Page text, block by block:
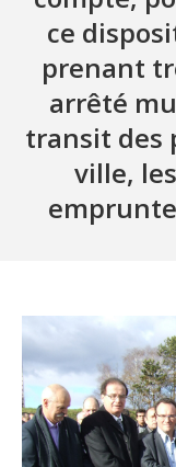
ce
prenant
arrêté
transit des
ville,